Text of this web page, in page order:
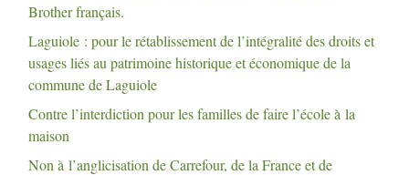
Brother français.
Laguiole : pour le rétablissement de l’intégralité des droits et
usages liés au patrimoine historique et économique de la
commune de Laguiole
Contre l’interdiction pour les familles de faire l’école à la
maison
Non à l’anglicisation de Carrefour, de la France et de